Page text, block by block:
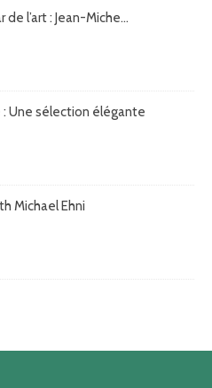
de l’art : Jean-Miche...
: Une sélection élégante
Michael Ehni